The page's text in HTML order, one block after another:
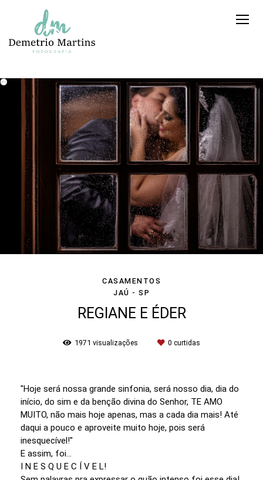
CASAMENTOS
JAÚ - SP
REGIANE E ÉDER
1971 visualizações 0 curtidas
"Hoje será nossa grande sinfonia, será nosso dia, dia do
início, do sim e da benção divina do Senhor, TE AMO
MUITO, não mais hoje apenas, mas a cada dia mais! Até
daqui a pouco e aproveite muito hoje, pois será
inesquecível!"
E assim, foi...
I N E S Q U E C Í V E L!